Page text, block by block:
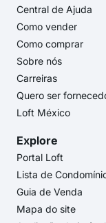
Central de Ajuda
Como vender
Como comprar
Sobre nós
Carreiras
Quero ser
Loft México
Explore
Portal Loft
Lista de
Guia de Venda
Mapa do site